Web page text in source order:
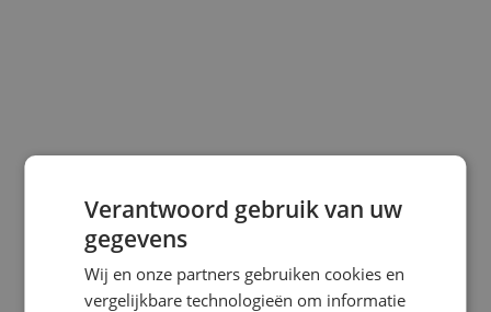
Laagste prijs ooit
€ 46,67
€ 72,00
Verantwoord gebruik van uw
gegevens
Wij en onze partners gebruiken cookies en
vergelijkbare technologieën om informatie